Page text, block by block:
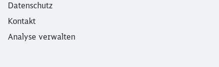
Datenschutz
Kontakt
Analyse verwalten